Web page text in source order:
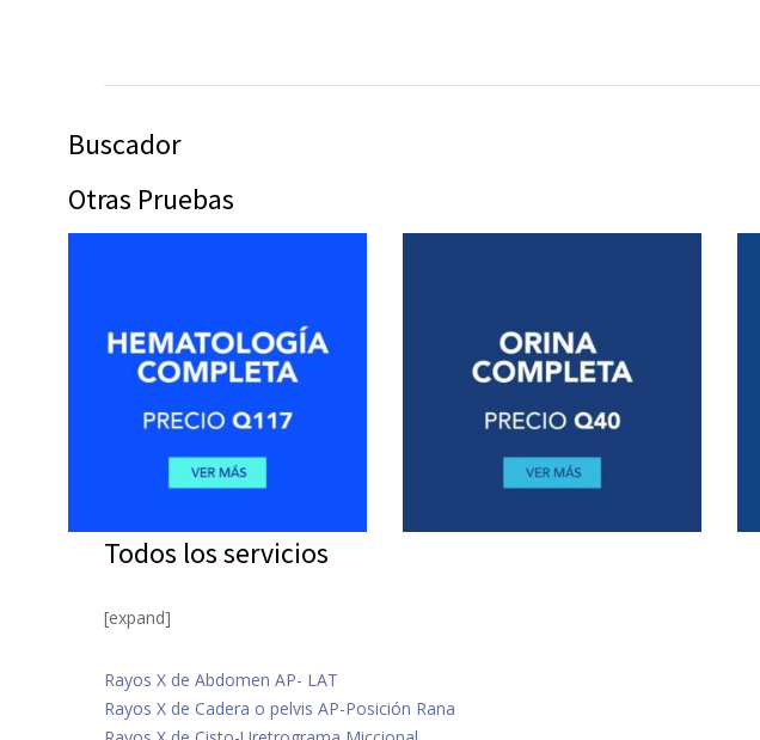
Buscador
Otras Pruebas
Todos los servicios
[expand]
Rayos X de Abdomen AP- LAT
Rayos X de Cadera o pelvis AP-Posición Rana